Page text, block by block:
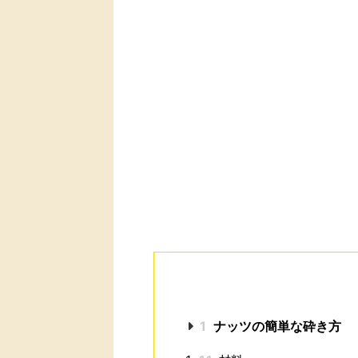
1 ナッツの簡単な砕き方